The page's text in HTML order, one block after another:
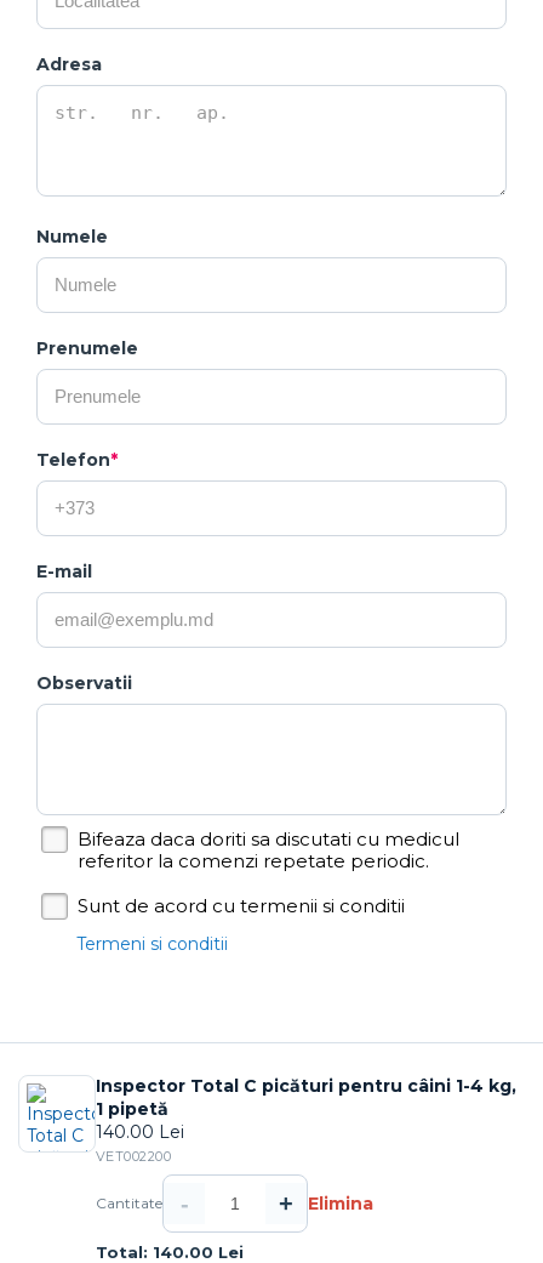
Adresa
Numele
Prenumele
Telefon*
E-mail
Observatii
Bifeaza daca doriti sa discutati cu medicul
referitor la comenzi repetate periodic.
Sunt de acord cu termenii si conditii
Termeni si conditii
Inspector Total C picături pentru câini 1-4 kg,
1 pipetă
140.00 Lei
VET002200
Cantitate - + Elimina
Total: 140.00 Lei